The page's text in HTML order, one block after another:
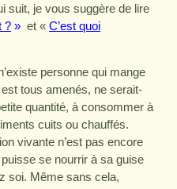
suit, je vous suggère de lire
? » et « C’est quoi
personne qui mange
tous amenés, ne serait-
quantité, à consommer à
cuits ou chauffés.
vivante n’est pas encore
se nourrir à sa guise
soi. Même sans cela,